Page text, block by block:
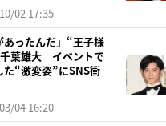
02 17:35
あったんだ」“王子様
葉雄大 イベントで
た“激変姿”にSNS衝
04 16:20